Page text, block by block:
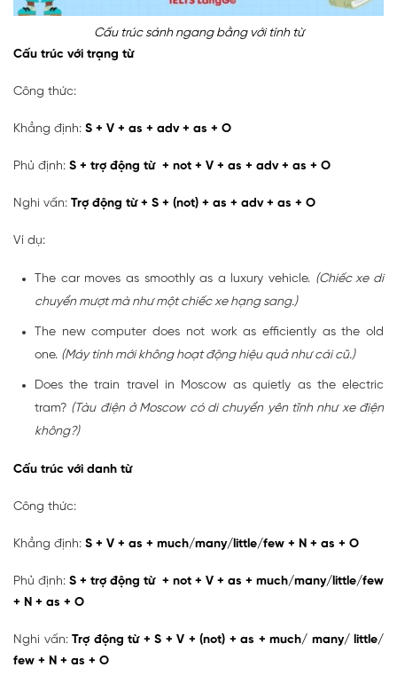
Cấu trúc sánh ngang bằng với tính từ
Cấu trúc với trạng từ
Công thức:
Khẳng định: S + V + as + adv + as + O
Phủ định: S + trợ động từ + not + V + as + adv + as + O
Nghi vấn: Trợ động từ + S + (not) + as + adv + as + O
Ví dụ:
The car moves as smoothly as a luxury vehicle. (Chiếc xe di
chuyển mượt mà như một chiếc xe hạng sang.)
The new computer does not work as efficiently as the old
one. (Máy tính mới không hoạt động hiệu quả như cái cũ.)
Does the train travel in Moscow as quietly as the electric
tram? (Tàu điện ở Moscow có di chuyển yên tĩnh như xe điện
không?)
Cấu trúc với danh từ
Công thức:
Khẳng định: S + V + as + much/many/little/few + N + as + O
Phủ định: S + trợ động từ + not + V + as + much/many/little/few
+ N + as + O
Nghi vấn: Trợ động từ + S + V + (not) + as + much/ many/ little/
few + N + as + O